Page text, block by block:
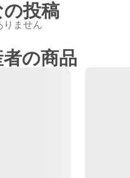
投稿
りません
の商品